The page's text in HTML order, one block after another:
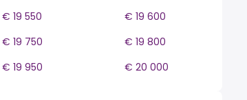
€ 19 550
€ 19 600
€ 19 750
€ 19 800
€ 19 950 € 20 000